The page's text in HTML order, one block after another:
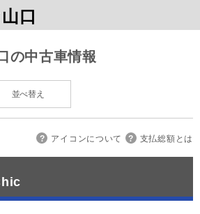
口
の中古車情報
並べ替え
アイコンについて 支払総額とは